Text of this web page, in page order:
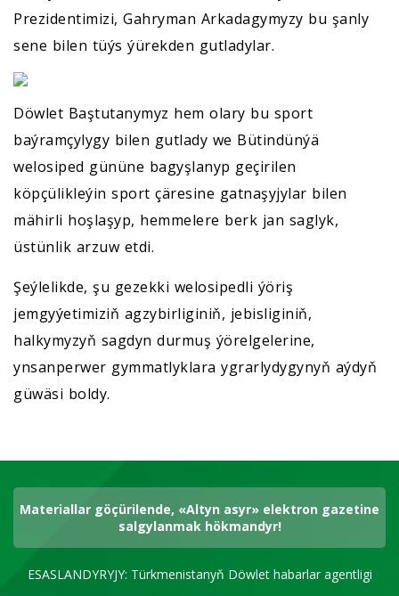
Prezidentimizi, Gahryman Arkadagymyzy bu şanly
sene bilen tüýs ýürekden gutladylar.
Döwlet Baştutanymyz hem olary bu sport
baýramçylygy bilen gutlady we Bütindünýä
welosiped gününe bagyşlanyp geçirilen
köpçülikleýin sport çäresine gatnaşyjylar bilen
mähirli hoşlaşyp, hemmelere berk jan saglyk,
üstünlik arzuw etdi.
Şeýlelikde, şu gezekki welosipedli ýöriş
jemgyýetimiziň agzybirliginiň, jebisliginiň,
halkymyzyň sagdyn durmuş ýörelgelerine,
ynsanperwer gymmatlyklara ygrarlydygynyň aýdyň
güwäsi boldy.
Materiallar göçürilende, «Altyn asyr» elektron gazetine
salgylanmak hökmandyr!
ESASLANDYRYJY: Türkmenistanyň Döwlet habarlar agentligi